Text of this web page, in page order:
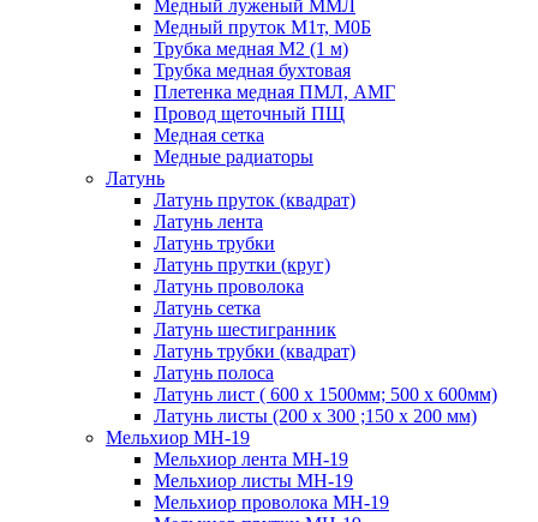
Медный луженый ММЛ
Медный пруток М1т, М0Б
Трубка медная М2 (1 м)
Трубка медная бухтовая
Плетенка медная ПМЛ, АМГ
Провод щеточный ПЩ
Медная сетка
Медные радиаторы
Латунь
Латунь пруток (квадрат)
Латунь лента
Латунь трубки
Латунь прутки (круг)
Латунь проволока
Латунь сетка
Латунь шестигранник
Латунь трубки (квадрат)
Латунь полоса
Латунь лист ( 600 х 1500мм; 500 х 600мм)
Латунь листы (200 х 300 ;150 х 200 мм)
Мельхиор МН-19
Мельхиор лента МН-19
Мельхиор листы МН-19
Мельхиор проволока МН-19